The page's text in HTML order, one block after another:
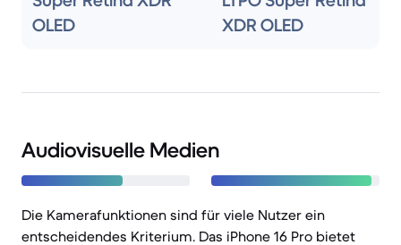
OLED
XDR OLED
Audiovisuelle Medien
Die Kamerafunktionen sind für viele Nutzer ein
entscheidendes Kriterium. Das iPhone 16 Pro bietet